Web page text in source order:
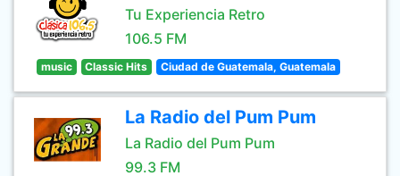
Tu Experiencia Retro
106.5 FM
music Classic Hits Ciudad de Guatemala, Guatemala
La Radio del Pum Pum
La Radio del Pum Pum
99.3 FM